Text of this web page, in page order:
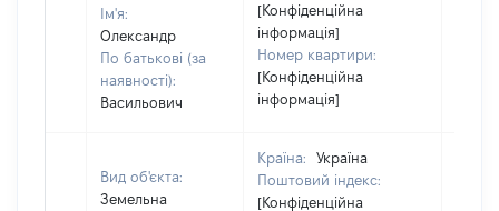
Ім'я:
Олександр
По батькові (за
наявності):
Васильович
[Конфіденційна
інформація]
Номер квартири:
[Конфіденційна
інформація]
Вид об'єкта:
Земельна
Країна:
Україна
Поштовий індекс:
[Конфіденційна